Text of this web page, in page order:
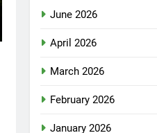
June 2026
April 2026
March 2026
February 2026
January 2026